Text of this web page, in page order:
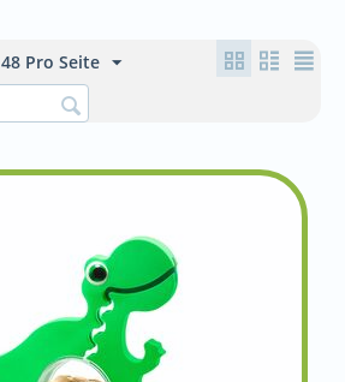
48 Pro Seite